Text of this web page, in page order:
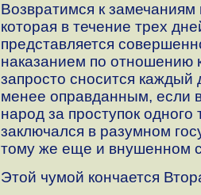
Возвратимся к
которая в течение трех
представляется
наказанием по отношению
запросто сносится
менее оправданным, если
народ за проступок одного
заключался в разумном
тому же еще и внушенном
Этой чумой кончается